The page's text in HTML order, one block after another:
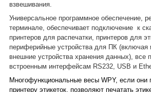
взвешивания.
Универсальное программное обеспечение,
терминале, обеспечивает подключение к
принтеров для распечатки, принтеров для
периферийные устройства для ПК
внешние устройства хранения данных), все
встроенным интерфейсам RS232, USB и
Многофункциональные весы WPY, если они
принтеру этикеток, позволяют печатать